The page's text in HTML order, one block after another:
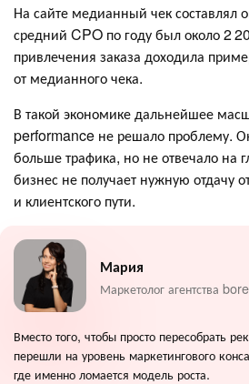
На сайте медианный чек составлял
средний CPO по году был около 2
привлечения заказа доходила
от медианного чека.
В такой экономике дальнейшее
performance не решало проблему.
больше трафика, но не отвечало на
бизнес не получает нужную отдачу
и клиентского пути.
Мария
Маркетолог агентства
Вместо того, чтобы просто пересобрать
перешли на уровень маркетингового
где именно ломается модель роста.